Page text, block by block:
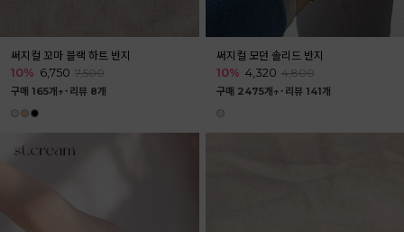
써지컬 꼬마 블랙 하트 반지
10% 6,750 7,500
구매 165개↑˙ 리뷰 8개
써지컬 모던 솔리드 반지
10% 4,320 4,800
구매 2475개↑˙ 리뷰 141개